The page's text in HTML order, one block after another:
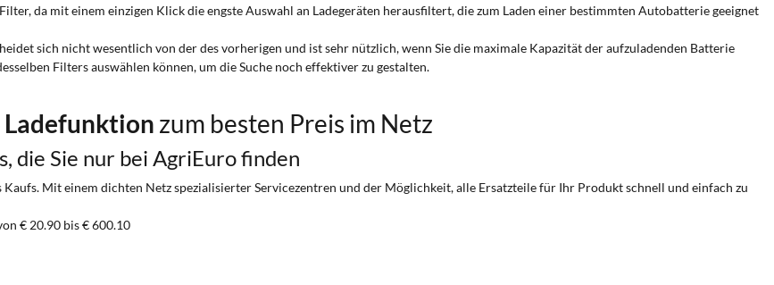
da mit einem einzigen Klick die engste Auswahl an Ladegeräten herausfiltert, die zum Laden einer bestimmten Autobatterie geeignet
sich nicht wesentlich von der des vorherigen und ist sehr nützlich, wenn Sie die maximale Kapazität der aufzuladenden Batterie
Filters auswählen können, um die Suche noch effektiver zu gestalten.
Ladefunktion zum besten Preis im Netz
die Sie nur bei AgriEuro finden
Mit einem dichten Netz spezialisierter Servicezentren und der Möglichkeit, alle Ersatzteile für Ihr Produkt schnell und einfach zu
€ 20.90 bis € 600.10